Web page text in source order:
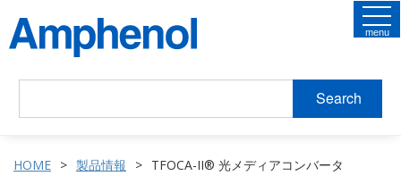
Search
menu
HOME 製品情報 TFOCA-II® 光メディアコンバータ